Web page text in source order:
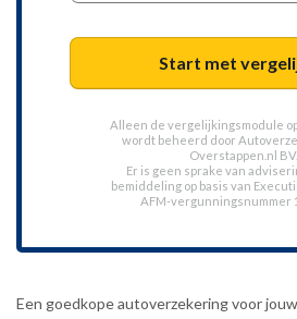
Start met
Alleen de vergelijkingsmodule
wordt beheerd door
Overstappen.nl BV.
Er is geen sprake van
bemiddeling op basis van
AFM-vergunningsnummer
Een goedkope autoverzekering voor